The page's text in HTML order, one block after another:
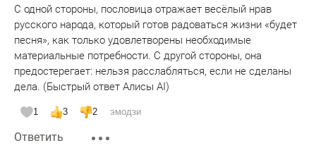
С одной стороны, пословица отражает весёлый нрав
русского народа, который готов радоваться жизни «будет
песня», как только удовлетворены необходимые
материальные потребности. С другой стороны, она
предостерегает: нельзя расслабляться, если не сделаны
дела. (Быстрый ответ Алисы AI)
1 3 2 эмодзи
Ответить